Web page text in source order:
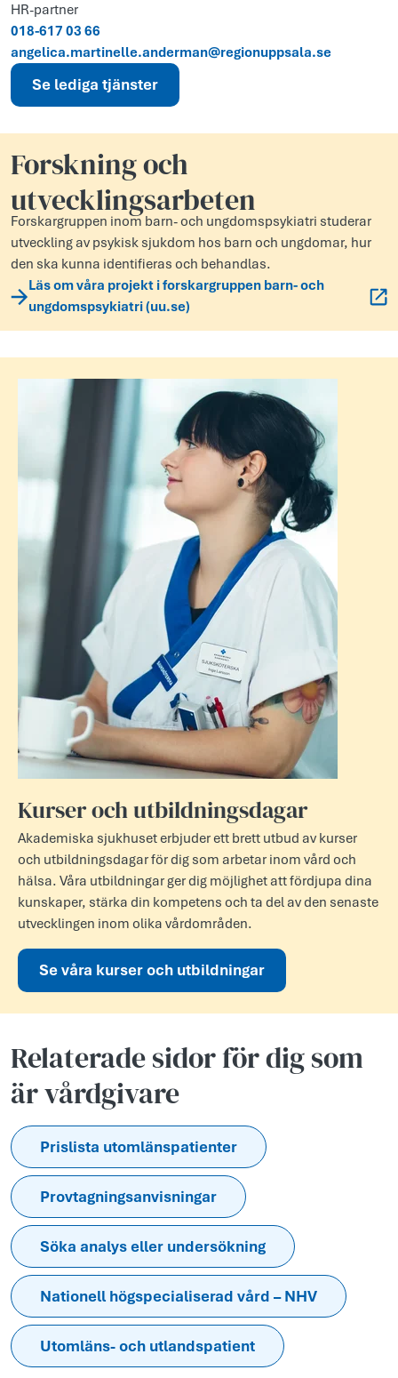
HR-partner
018-617 03 66
angelica.martinelle.anderman@regionuppsala.se
Se lediga tjänster
Forskning och
utvecklingsarbeten
Forskargruppen inom barn- och ungdomspsykiatri studerar
utveckling av psykisk sjukdom hos barn och ungdomar, hur
den ska kunna identifieras och behandlas.
Läs om våra projekt i forskargruppen barn- och
ungdomspsykiatri (uu.se)
Kurser och utbildningsdagar
Akademiska sjukhuset erbjuder ett brett utbud av kurser
och utbildningsdagar för dig som arbetar inom vård och
hälsa. Våra utbildningar ger dig möjlighet att fördjupa dina
kunskaper, stärka din kompetens och ta del av den senaste
utvecklingen inom olika vårdområden.
Se våra kurser och utbildningar
Relaterade sidor för dig som
är vårdgivare
Prislista utomlänspatienter
Provtagningsanvisningar
Söka analys eller undersökning
Nationell högspecialiserad vård – NHV
Utomläns- och utlandspatient